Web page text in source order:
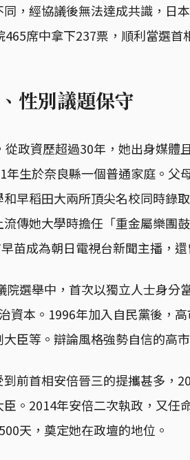
，經協議後無法達成共識，日
席中拿下237票，順利當選首
性別議題保守
政資歷超過30年，她出身媒體
年生於奈良縣一個普通家庭。父
早稻田大兩所頂尖名校同時錄
傳她大學時擔任「重金屬樂團
苗成為朝日電視台新聞主播，
院選舉中，首次以獨立人士身分
資本。1996年加入自民黨後，
臣等。辯論風格強勢自信的高
前首相安倍晉三的提攜甚多，
。2014年安倍二次執政，又任
天，奠定她在政壇的地位。